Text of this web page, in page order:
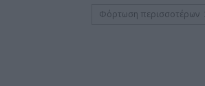
Φόρτωση περισσοτέρων